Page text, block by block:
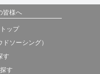
皆様へ
ップ
ソーシング）
す
す